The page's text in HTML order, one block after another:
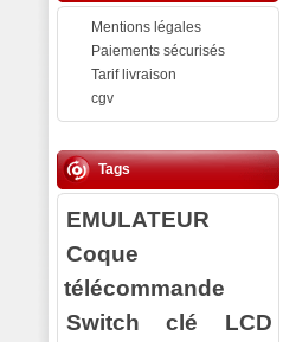
Mentions légales
Paiements sécurisés
Tarif livraison
cgv
Tags
EMULATEUR
Coque
télécommande
Switch clé
LCD